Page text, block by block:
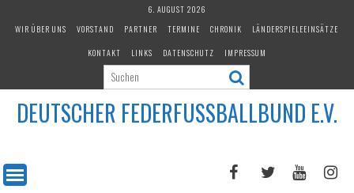
6. AUGUST 2026
WIR ÜBER UNS
VORSTAND PARTNER TERMINE CHRONIK
LÄNDERSPIELEEINSÄTZE
KONTAKT
LINKS DATENSCHUTZ IMPRESSUM
DEUTSCHER FEDERFUSSBALLBUND E.V.